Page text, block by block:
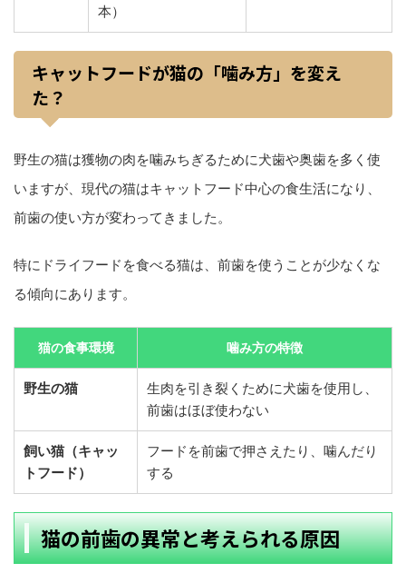
本）
キャットフードが猫の「噛み方」を変え
た？
野生の猫は獲物の肉を噛みちぎるために犬歯や奥歯を多く使
いますが、現代の猫はキャットフード中心の食生活になり、
前歯の使い方が変わってきました。
特にドライフードを食べる猫は、前歯を使うことが少なくな
る傾向にあります。
猫の食事環境 噛み方の特徴
野生の猫
生肉を引き裂くために犬歯を使用し、
前歯はほぼ使わない
飼い猫（キャッ
トフード）
フードを前歯で押さえたり、噛んだり
する
猫の前歯の異常と考えられる原因